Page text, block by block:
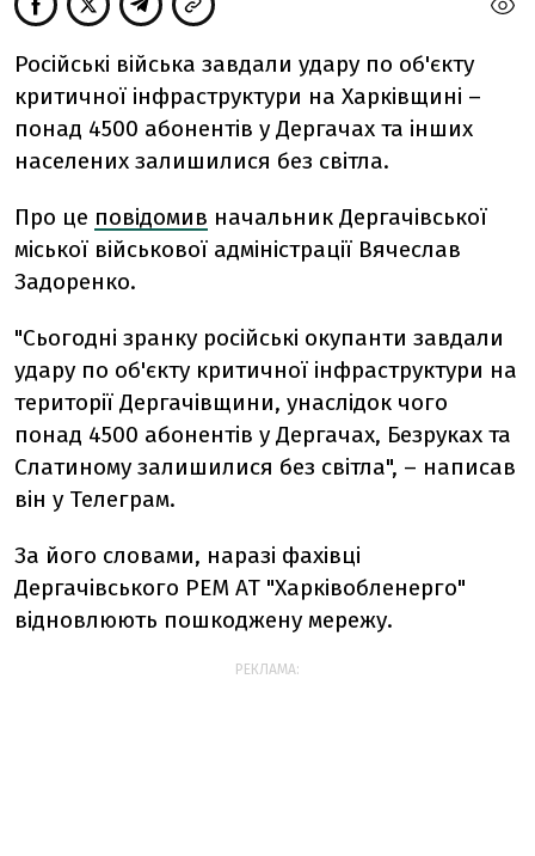
Російські війська завдали удару по об'єкту
критичної інфраструктури на Харківщині –
понад 4500 абонентів у Дергачах та інших
населених залишилися без світла.
Про це повідомив начальник Дергачівської
міської військової адміністрації Вячеслав
Задоренко.
"Сьогодні зранку російські окупанти завдали
удару по об'єкту критичної інфраструктури на
території Дергачівщини, унаслідок чого
понад 4500 абонентів у Дергачах, Безруках та
Слатиному залишилися без світла", – написав
він у Телеграм.
За його словами, наразі фахівці
Дергачівського РЕМ АТ "Харківобленерго"
відновлюють пошкоджену мережу.
РЕКЛАМА: